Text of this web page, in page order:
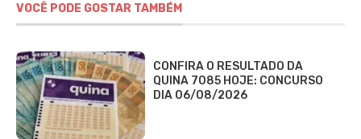
VOCÊ PODE GOSTAR TAMBÉM
CONFIRA O RESULTADO DA
QUINA 7085 HOJE: CONCURSO
DIA 06/08/2026